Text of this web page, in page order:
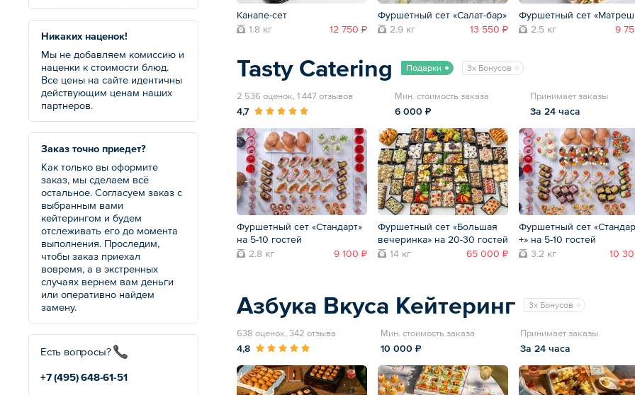
Никаких наценок!
Мы не добавляем комиссию и
наценки к стоимости блюд.
Все цены на сайте идентичны
действующим ценам наших
партнеров.
Заказ точно приедет?
Как только вы оформите
заказ, мы сделаем всё
остальное. Согласуем заказ с
выбранным вами
кейтерингом и будем
отслеживать его до момента
выполнения. Проследим,
чтобы заказ приехал
вовремя, а в экстренных
случаях вернем вам деньги
или оперативно найдем
замену.
Есть вопросы?
+7 (495) 648-61-51
Канапе-сет
1.8 кг
12 750 ₽
Фуршетный сет «Салат-бар»
2.9 кг
13 550 ₽
Фуршетный сет
2.5 кг
9
Tasty Catering Подарки 3x Бонусов
2 536 оценок, 1 447 отзывов
4,7
Мин. стоимость заказа
6 000 ₽
Принимает заказы
За 24 часа
Фуршетный сет «Стандарт»
на 5-10 гостей
2.8 кг
9 100 ₽
Фуршетный сет «Большая
вечеринка» на 20-30 гостей
14 кг
65 000 ₽
Фуршетный сет
+» на 5-10 гостей
3.2 кг
10
Азбука Вкуса Кейтеринг 3x Бонусов
638 оценок, 342 отзыва
4,8
Мин. стоимость заказа
10 000 ₽
Принимает заказы
За 24 часа